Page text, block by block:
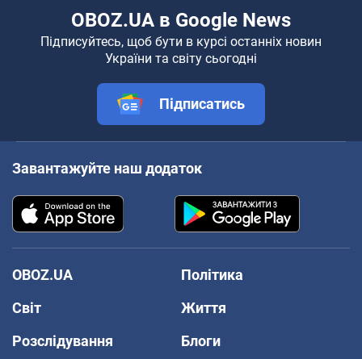
OBOZ.UA в Google News
Підписуйтесь, щоб бути в курсі останніх новин
України та світу сьогодні
Підписатись
Завантажуйте наш додаток
OBOZ.UA
Політика
Світ
Життя
Розслідування
Блоги